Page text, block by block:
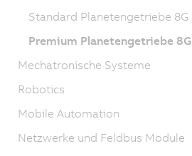
Standard Planetengetriebe 8G
Premium Planetengetriebe 8G
Mechatronische Systeme
Robotics
Mobile Automation
Netzwerke und Feldbus Module